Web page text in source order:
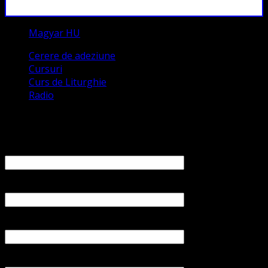
Magyar HU
Cerere de adeziune
Cursuri
Curs de Liturghie
Radio